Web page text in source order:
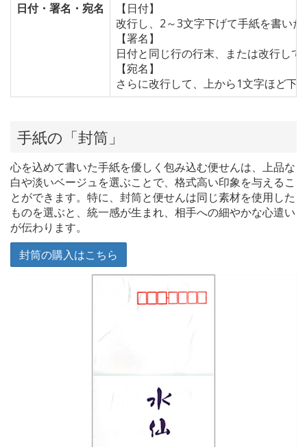
日付・署名・宛名
【日付】
改行し、2～3文字下げて手紙を書い
【署名】
日付と同じ行の行末、または改行し
【宛名】
さらに改行して、上から1文字ほど下
手紙の「封筒」
心を込めて書いた手紙を優しく包み込む便せんは、上品な
白や淡いベージュを選ぶことで、格式高い印象を与えるこ
とができます。特に、封筒と便せんは同じ素材を使用した
ものを選ぶと、統一感が生まれ、相手への細やかな心遣い
が伝わります。
封筒の購入はこちら